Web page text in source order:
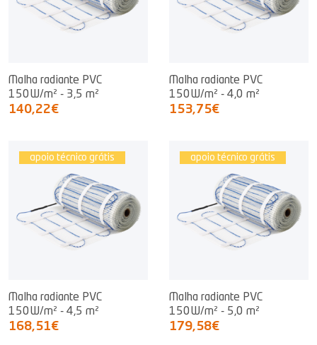
Malha radiante PVC
150W/m² - 3,5 m²
140,22€
Malha radiante PVC
150W/m² - 4,0 m²
153,75€
apoio técnico grátis
Malha radiante PVC
150W/m² - 4,5 m²
168,51€
apoio técnico grátis
Malha radiante PVC
150W/m² - 5,0 m²
179,58€